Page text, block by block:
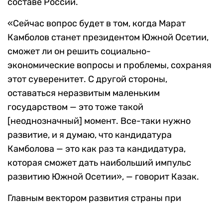
«Сейчас вопрос будет в том, когда Марат
Камболов станет президентом Южной Осетии,
сможет ли он решить социально-
экономические вопросы и проблемы, сохраняя
этот суверенитет. С другой стороны,
оставаться неразвитым маленьким
государством — это тоже такой
[неоднозначный] момент. Все-таки нужно
развитие, и я думаю, что кандидатура
Камболова — это как раз та кандидатура,
которая сможет дать наибольший импульс
развитию Южной Осетии», — говорит Казак.
Главным вектором развития страны при